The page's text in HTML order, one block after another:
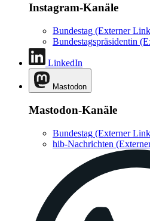
Instagram-Kanäle
Bundestag (Externer
Bundestagspräsidentin
LinkedIn
Mastodon
Mastodon-Kanäle
Bundestag (Externer
hib-Nachrichten